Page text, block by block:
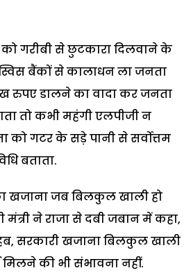
गरीबी से छुटकारा दिलवाने के
स्विस बैंकों से कालाधन ला जनता
रुपए डालने का वादा कर जनता
तो कभी महंगी एलपीजी न
को गटर के सड़े पानी से सर्वोत्तम
बताता.
खजाना जब बिलकुल खाली हो
मंत्री ने राजा से दबी जबान में कहा,
सरकारी खजाना बिलकुल खाली
मिलने की भी संभावना नहीं.